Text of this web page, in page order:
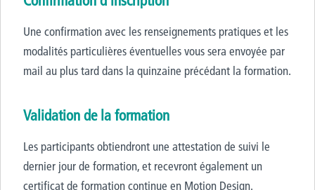
Une confirmation avec les renseignements pratiques et les
modalités particulières éventuelles vous sera envoyée par
mail au plus tard dans la quinzaine précédant la formation.
Validation de la formation
Les participants obtiendront une attestation de suivi le
dernier jour de formation, et recevront également un
certificat de formation continue en Motion Design.